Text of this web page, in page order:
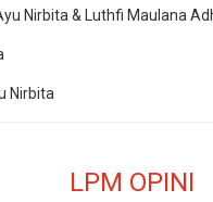
Nirbita & Luthfi Maulana
Nirbita
LPM OPINI